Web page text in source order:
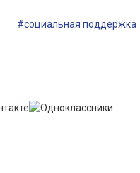
#социальная поддержка